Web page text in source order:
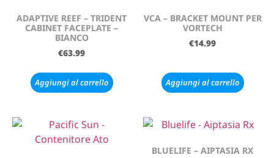
ADAPTIVE REEF – TRIDENT
CABINET FACEPLATE –
BIANCO
€63.99
Aggiungi al carrello
VCA – BRACKET MOUNT PER
VORTECH
€14.99
Aggiungi al carrello
BLUELIFE – AIPTASIA RX